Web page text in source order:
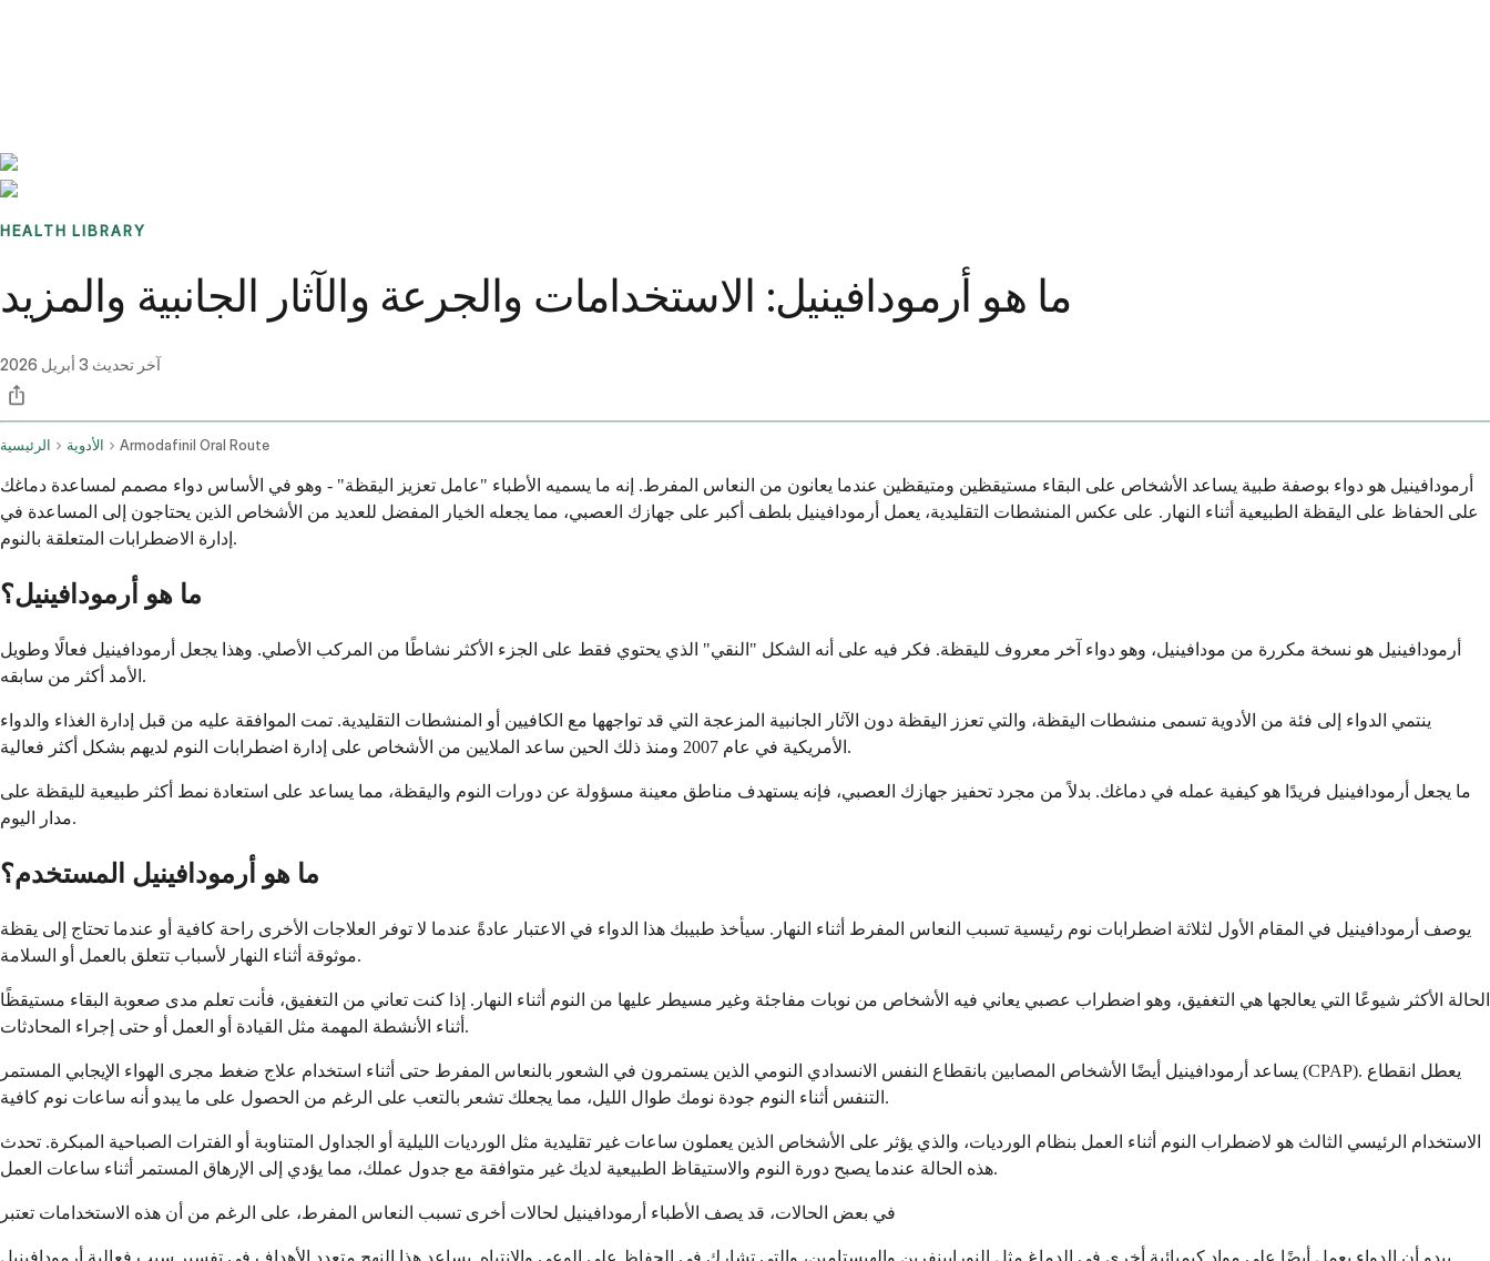
HEALTH LIBRARY
ما هو أرمودافينيل: الاستخدامات والجرعة والآثار الجانبية والمزيد
آخر تحديث 3 أبريل 2026
الرئيسية الأدوية Armodafinil Oral Route
أرمودافينيل هو دواء بوصفة طبية يساعد الأشخاص على البقاء مستيقظين ومتيقظين عندما يعانون من النعاس المفرط. إنه ما يسميه الأطباء "عامل تعزيز اليقظة" - وهو في الأساس دواء مصمم لمساعدة دماغك
على الحفاظ على اليقظة الطبيعية أثناء النهار. على عكس المنشطات التقليدية، يعمل أرمودافينيل بلطف أكبر على جهازك العصبي، مما يجعله الخيار المفضل للعديد من الأشخاص الذين يحتاجون إلى المساعدة في
إدارة الاضطرابات المتعلقة بالنوم.
ما هو أرمودافينيل؟
أرمودافينيل هو نسخة مكررة من مودافينيل، وهو دواء آخر معروف لليقظة. فكر فيه على أنه الشكل "النقي" الذي يحتوي فقط على الجزء الأكثر نشاطًا من المركب الأصلي. وهذا يجعل أرمودافينيل فعالًا وطويل
الأمد أكثر من سابقه.
ينتمي الدواء إلى فئة من الأدوية تسمى منشطات اليقظة، والتي تعزز اليقظة دون الآثار الجانبية المزعجة التي قد تواجهها مع الكافيين أو المنشطات التقليدية. تمت الموافقة عليه من قبل إدارة الغذاء والدواء
الأمريكية في عام 2007 ومنذ ذلك الحين ساعد الملايين من الأشخاص على إدارة اضطرابات النوم لديهم بشكل أكثر فعالية.
ما يجعل أرمودافينيل فريدًا هو كيفية عمله في دماغك. بدلاً من مجرد تحفيز جهازك العصبي، فإنه يستهدف مناطق معينة مسؤولة عن دورات النوم واليقظة، مما يساعد على استعادة نمط أكثر طبيعية لليقظة على
مدار اليوم.
ما هو أرمودافينيل المستخدم؟
يوصف أرمودافينيل في المقام الأول لثلاثة اضطرابات نوم رئيسية تسبب النعاس المفرط أثناء النهار. سيأخذ طبيبك هذا الدواء في الاعتبار عادةً عندما لا توفر العلاجات الأخرى راحة كافية أو عندما تحتاج إلى يقظة
موثوقة أثناء النهار لأسباب تتعلق بالعمل أو السلامة.
الحالة الأكثر شيوعًا التي يعالجها هي التغفيق، وهو اضطراب عصبي يعاني فيه الأشخاص من نوبات مفاجئة وغير مسيطر عليها من النوم أثناء النهار. إذا كنت تعاني من التغفيق، فأنت تعلم مدى صعوبة البقاء مستيقظًا
أثناء الأنشطة المهمة مثل القيادة أو العمل أو حتى إجراء المحادثات.
يساعد أرمودافينيل أيضًا الأشخاص المصابين بانقطاع النفس الانسدادي النومي الذين يستمرون في الشعور بالنعاس المفرط حتى أثناء استخدام علاج ضغط مجرى الهواء الإيجابي المستمر (CPAP). يعطل انقطاع
التنفس أثناء النوم جودة نومك طوال الليل، مما يجعلك تشعر بالتعب على الرغم من الحصول على ما يبدو أنه ساعات نوم كافية.
الاستخدام الرئيسي الثالث هو لاضطراب النوم أثناء العمل بنظام الورديات، والذي يؤثر على الأشخاص الذين يعملون ساعات غير تقليدية مثل الورديات الليلية أو الجداول المتناوبة أو الفترات الصباحية المبكرة. تحدث
هذه الحالة عندما يصبح دورة النوم والاستيقاظ الطبيعية لديك غير متوافقة مع جدول عملك، مما يؤدي إلى الإرهاق المستمر أثناء ساعات العمل.
في بعض الحالات، قد يصف الأطباء أرمودافينيل لحالات أخرى تسبب النعاس المفرط، على الرغم من أن هذه الاستخدامات تعتبر
يبدو أن الدواء يعمل أيضًا على مواد كيميائية أخرى في الدماغ مثل النورإبينفرين والهيستامين، والتي تشارك في الحفاظ على الوعي والانتباه. يساعد هذا النهج متعدد الأهداف في تفسير سبب فعالية أرمودافينيل